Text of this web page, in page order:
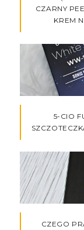
CZARNY
KREM
5-CIO
CZEGO